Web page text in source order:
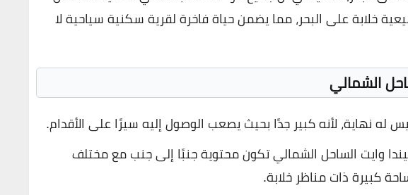
خلابة على البحر، مما يضمن حياة فاخرة لقرية سكنية سياحية لا
الشمالي
له نهاية، لأنه كبير جدًا بحيث يصعب الوصول إليه سيرًا على الأقدام.
وايت الساحل الشمالي تكون محتوية جنبًا إلى جنب مع مختلف
كبيرة ذات مناظر خلابة.